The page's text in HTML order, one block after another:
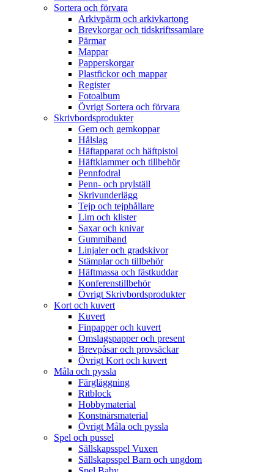
Sortera och förvara
Arkivpärm och arkivkartong
Brevkorgar och tidskriftssamlare
Pärmar
Mappar
Papperskorgar
Plastfickor och mappar
Register
Fotoalbum
Övrigt Sortera och förvara
Skrivbordsprodukter
Gem och gemkoppar
Hålslag
Häftapparat och häftpistol
Häftklammer och tillbehör
Pennfodral
Penn- och prylställ
Skrivunderlägg
Tejp och tejphållare
Lim och klister
Saxar och knivar
Gummiband
Linjaler och gradskivor
Stämplar och tillbehör
Häftmassa och fästkuddar
Konferenstillbehör
Övrigt Skrivbordsprodukter
Kort och kuvert
Kuvert
Finpapper och kuvert
Omslagspapper och present
Brevpåsar och provsäckar
Övrigt Kort och kuvert
Måla och pyssla
Färgläggning
Ritblock
Hobbymaterial
Konstnärsmaterial
Övrigt Måla och pyssla
Spel och pussel
Sällskapsspel Vuxen
Sällskapsspel Barn och ungdom